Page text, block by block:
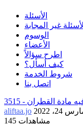
الأسئلة
الأسئلة غير المجابة
الوسوم
الأعضاء
اطرح سؤالاً
كيف أسأل؟
شروط الخدمة
اتصل بنا
3515 - مادة القطران
aliftaa.jo
24، 2022
145 مشاهدات